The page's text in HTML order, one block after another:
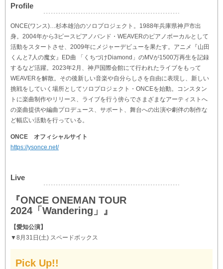
Profile
ONCE(ワンス)…杉本雄治のソロプロジェクト。1988年兵庫県神戸市出
身。2004年から3ピースピアノバンド・WEAVERのピアノボーカルとして
活動をスタートさせ、2009年にメジャーデビューを果たす。アニメ『山田
くんと7人の魔女』ED曲 「くちづけDiamond」のMVが1500万再生を記録
するなど活躍。2023年2月、神戸国際会館にて行われたライブをもって
WEAVERを解散。その後新しい音楽や自分らしさを自由に表現し、新しい
挑戦をしていく場所としてソロプロジェクト・ONCEを始動。コンスタン
トに楽曲制作やリリース、ライブを行う傍らでさまざまなアーティストへ
の楽曲提供や編曲プロデュース、サポート、舞台への出演や劇伴の制作な
ど幅広い活動を行っている。
ONCE オフィシャルサイト
https://ysonce.net/
Live
『ONCE ONEMAN TOUR
2024「Wandering」』
【愛知公演】
▼8月31日(土) スペードボックス
Pick Up!!